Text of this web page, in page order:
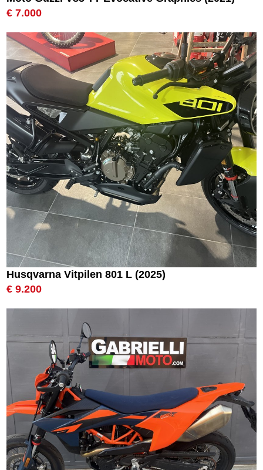
€ 7.000
Husqvarna Vitpilen 801 L (2025)
€ 9.200